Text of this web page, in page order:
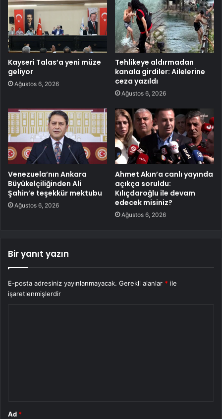
Kayseri Talas’a yeni müze
geliyor
Ağustos 6, 2026
Tehlikeye aldırmadan
kanala girdiler: Ailelerine
ceza yazıldı
Ağustos 6, 2026
Venezuela’nın Ankara
Büyükelçiliğinden Ali
Şahin’e teşekkür mektubu
Ağustos 6, 2026
Ahmet Akın’a canlı yayında
açıkça soruldu:
Kılıçdaroğlu ile devam
edecek misiniz?
Ağustos 6, 2026
Bir yanıt yazın
E-posta adresiniz yayınlanmayacak. Gerekli alanlar * ile
işaretlenmişlerdir
Ad *